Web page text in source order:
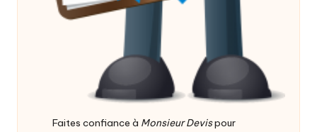
Faites confiance à Monsieur Devispour